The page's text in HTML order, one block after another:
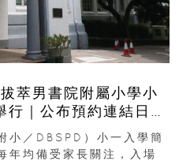
萃男書院附屬小學小
｜公布預約連結日期
小／DBSPD）小一入學簡
年均備受家長關注，入場